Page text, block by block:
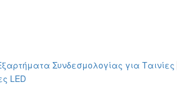
Συνδεσμολογίας για Ταινίες
LED